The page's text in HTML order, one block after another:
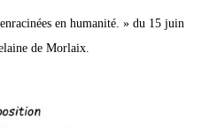
en humanité. » du 15 juin
de Morlaix.